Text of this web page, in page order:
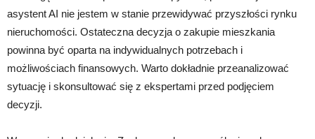
asystent AI nie jestem w stanie przewidywać przyszłości rynku
nieruchomości. Ostateczna decyzja o zakupie mieszkania
powinna być oparta na indywidualnych potrzebach i
możliwościach finansowych. Warto dokładnie przeanalizować
sytuację i skonsultować się z ekspertami przed podjęciem
decyzji.